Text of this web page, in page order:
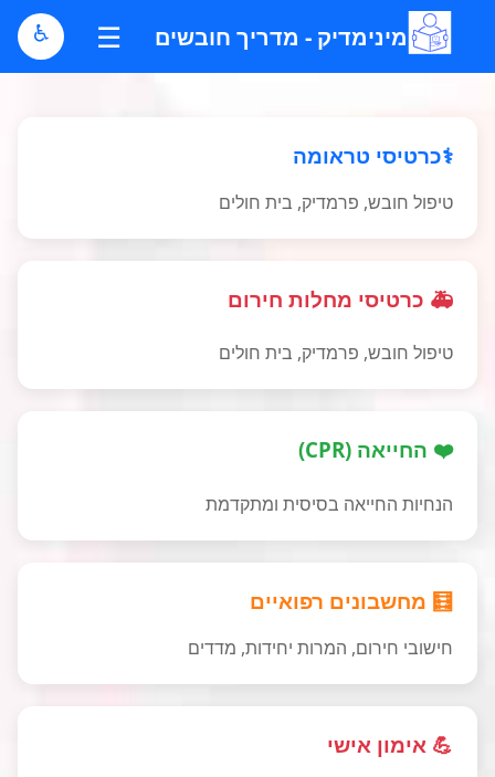
מינימדיק - מדריך חובשים ☰
♿
⚕️כרטיסי טראומה
טיפול חובש, פרמדיק, בית חולים
🚑 כרטיסי מחלות חירום
טיפול חובש, פרמדיק, בית חולים
❤️ החייאה (CPR)
הנחיות החייאה בסיסית ומתקדמת
🧮 מחשבונים רפואיים
חישובי חירום, המרות יחידות, מדדים
💪 אימון אישי